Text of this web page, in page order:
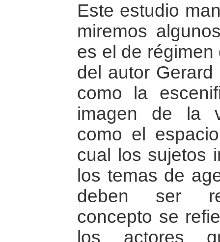
Este estudio
miremos
es el de
del autor
como la
imagen de la
como el
cual los sujetos
los temas de
deben ser
concepto se
los actores